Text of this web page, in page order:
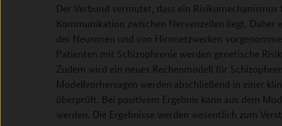
Der Verbund vermutet, dass ein
Kommunikation zwischen Nervenzellen liegt. Daher
der Neuronen und von Hirnnetzwerken
Patienten mit Schizophrenie werden genetische
Zudem wird ein neues Rechenmodell für
Modellvorhersagen werden abschließend in einer
überprüft. Bei positivem Ergebnis kann aus dem
werden. Die Ergebnisse werden wesentlich zum